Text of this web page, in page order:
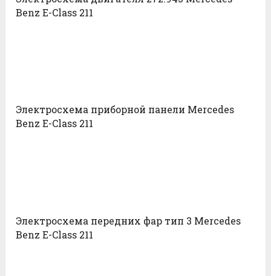
Benz E-Class 211
Электросхема приборной панели Mercedes
Benz E-Class 211
Электросхема передних фар тип 3 Mercedes
Benz E-Class 211